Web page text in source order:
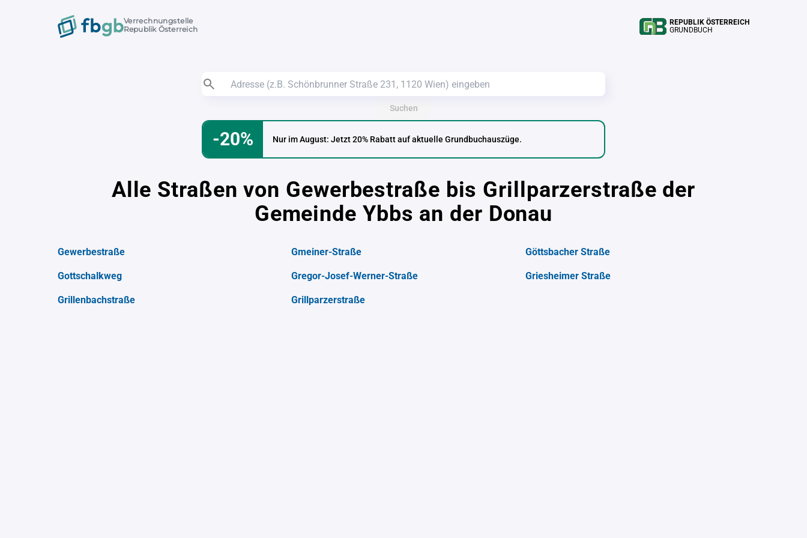
Verrechnungstelle
Republik Österreich
REPUBLIK ÖSTERREICH
GRUNDBUCH
Suchen
-20% Nur im August: Jetzt 20% Rabatt auf aktuelle Grundbuchauszüge.
Alle Straßen von Gewerbestraße bis Grillparzerstraße der
Gemeinde Ybbs an der Donau
Gewerbestraße Gmeiner-Straße Göttsbacher Straße
Gottschalkweg Gregor-Josef-Werner-Straße Griesheimer Straße
Grillenbachstraße Grillparzerstraße